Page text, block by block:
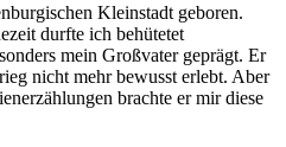
Kleinstadt geboren.
durfte ich behütetet
mein Großvater geprägt. Er
nicht mehr bewusst erlebt. Aber
brachte er mir diese